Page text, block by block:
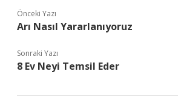
Önceki Yazı
Arı Nasıl Yararlanıyoruz
Sonraki Yazı
8 Ev Neyi Temsil Eder